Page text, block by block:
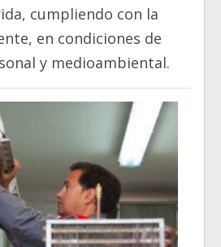
cumpliendo con la
en condiciones de
y medioambiental.